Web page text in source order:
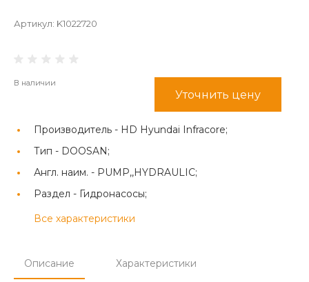
Артикул: K1022720
В наличии
Уточнить цену
Производитель - HD Hyundai Infracore;
Тип - DOOSAN;
Англ. наим. - PUMP,,HYDRAULIC;
Раздел - Гидронасосы;
Все характеристики
Описание Характеристики